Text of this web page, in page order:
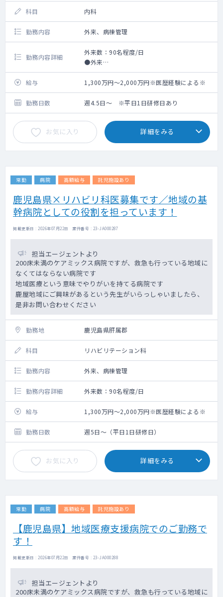
科目 内科
勤務内容 外来、病棟管理
勤務内容詳細
外来数：90名程度/日
●外来
●病棟管理
給与
1,300万円～2,000万円※医歴経験による※
勤務日数 週4.5日～ ※平日1日研修日あり
お気に入り 詳細をみる
常勤 病院 高額給与 託児施設あり
鹿児島県×リハビリ科医募集です／地域の基
幹病院としての役割を担っています！
掲載更新日 : 2026年07月22日 案件番号 : 23-JA000287
担当エージェントより
200床未満のケアミックス病院ですが、救急も行っている地域に
なくてはならない病院です
地域医療という意味でやりがいを持てる病院です
鹿屋地域にご興味があるという先生がいらっしゃいましたら、
是非お問い合わせください
勤務地 鹿児島県肝属郡
科目 リハビリテーション科
勤務内容 外来、病棟管理
勤務内容詳細 外来数：90名程度/日
給与 1,300万円～2,000万円※医歴経験による※
勤務日数 週5日～（平日1日研修日）
お気に入り 詳細をみる
常勤 病院 高額給与 託児施設あり
【鹿児島県】地域医療支援病院でのご勤務で
す！
掲載更新日 : 2026年07月22日 案件番号 : 23-JA000288
担当エージェントより
200床未満のケアミックス病院ですが、救急も行っている地域に